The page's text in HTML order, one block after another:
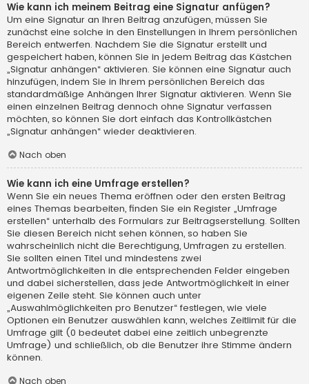
Wie kann ich meinem Beitrag eine Signatur anfügen?
Um eine Signatur an Ihren Beitrag anzufügen, müssen Sie
zunächst eine solche in den Einstellungen in Ihrem persönlichen
Bereich entwerfen. Nachdem Sie die Signatur erstellt und
gespeichert haben, können Sie in jedem Beitrag das Kästchen
„Signatur anhängen“ aktivieren. Sie können eine Signatur auch
hinzufügen, indem Sie in Ihrem persönlichen Bereich das
standardmäßige Anhängen Ihrer Signatur aktivieren. Wenn Sie
einen einzelnen Beitrag dennoch ohne Signatur verfassen
möchten, so können Sie dort einfach das Kontrollkästchen
„Signatur anhängen“ wieder deaktivieren.
Nach oben
Wie kann ich eine Umfrage erstellen?
Wenn Sie ein neues Thema eröffnen oder den ersten Beitrag
eines Themas bearbeiten, finden Sie ein Register „Umfrage
erstellen“ unterhalb des Formulars zur Beitragserstellung. Sollten
Sie diesen Bereich nicht sehen können, so haben Sie
wahrscheinlich nicht die Berechtigung, Umfragen zu erstellen.
Sie sollten einen Titel und mindestens zwei
Antwortmöglichkeiten in die entsprechenden Felder eingeben
und dabei sicherstellen, dass jede Antwortmöglichkeit in einer
eigenen Zeile steht. Sie können auch unter
„Auswahlmöglichkeiten pro Benutzer“ festlegen, wie viele
Optionen ein Benutzer auswählen kann, welches Zeitlimit für die
Umfrage gilt (0 bedeutet dabei eine zeitlich unbegrenzte
Umfrage) und schließlich, ob die Benutzer ihre Stimme ändern
können.
Nach oben